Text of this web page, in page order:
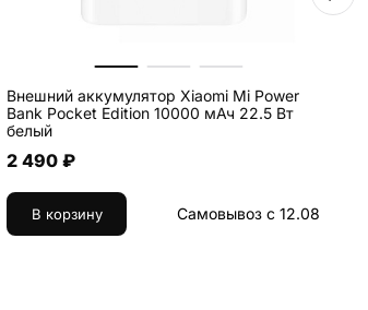
Внешний аккумулятор Xiaomi Mi Power
Bank Pocket Edition 10000 мАч 22.5 Вт
белый
2 490 ₽
В корзину Самовывоз с 12.08